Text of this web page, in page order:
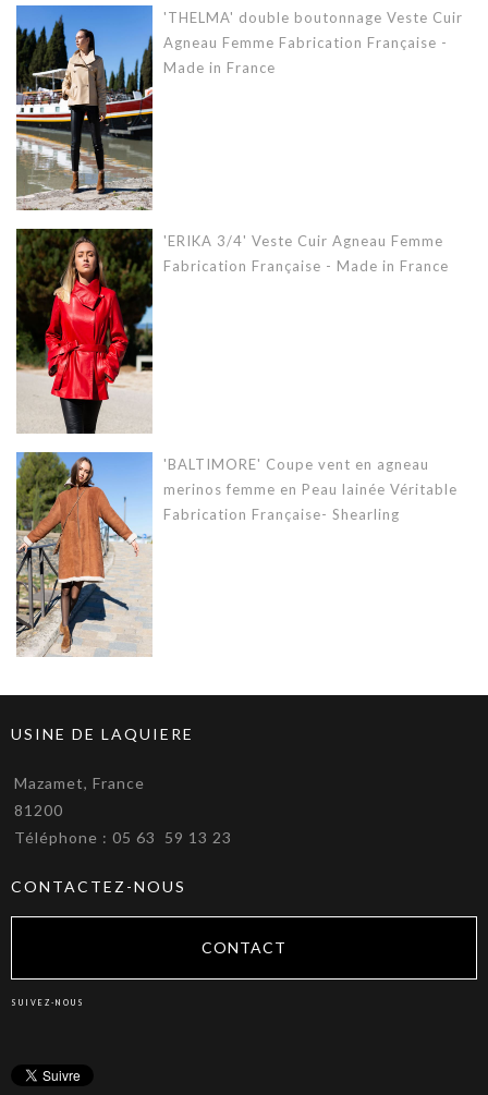
'THELMA' double boutonnage Veste Cuir
Agneau Femme Fabrication Française -
Made in France
'ERIKA 3/4' Veste Cuir Agneau Femme
Fabrication Française - Made in France
'BALTIMORE' Coupe vent en agneau
merinos femme en Peau lainée Véritable
Fabrication Française- Shearling
USINE DE LAQUIERE
Mazamet, France
81200
Téléphone : 05 63 59 13 23
CONTACTEZ-NOUS
CONTACT
SUIVEZ-NOUS